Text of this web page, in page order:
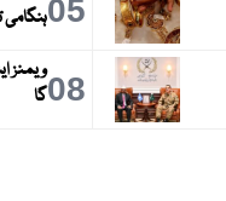
05ہنگامی
08گا